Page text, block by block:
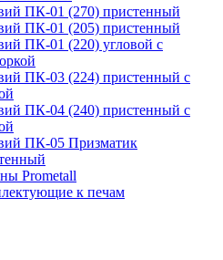
ПК-01 (270) пристенный
ПК-01 (205) пристенный
ПК-01 (220) угловой с
ПК-03 (224) пристенный с
ПК-04 (240) пристенный с
ПК-05 Призматик
Prometall
к печам